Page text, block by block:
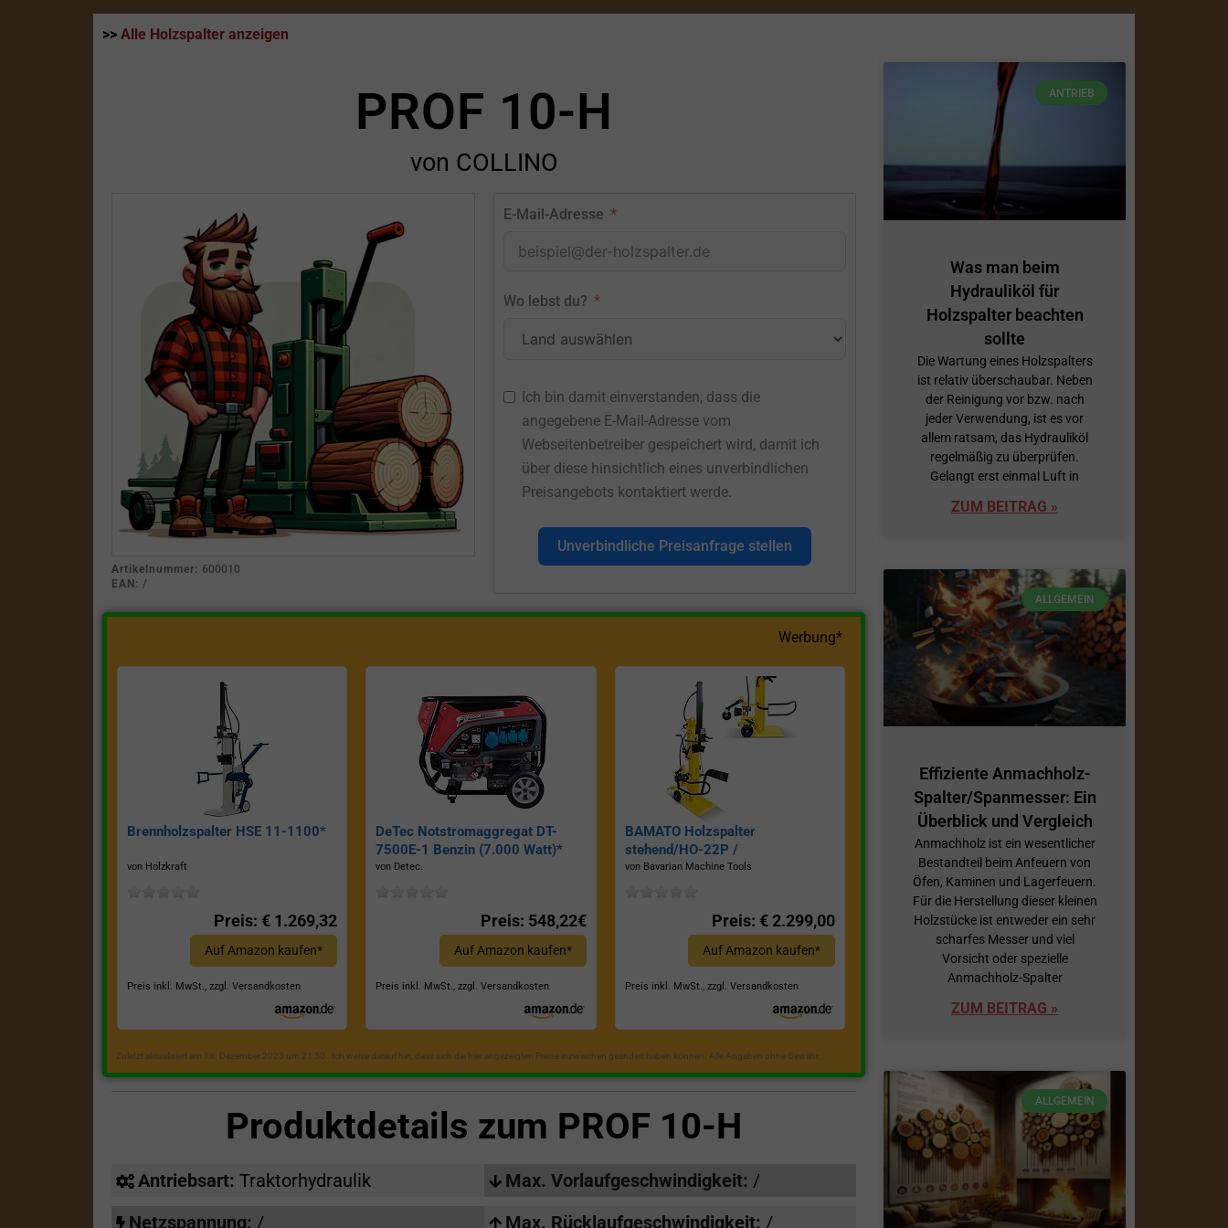
>> Alle Holzspalter anzeigen
PROF 10-H
von COLLINO
Artikelnummer: 600010
EAN: /
E-Mail-Adresse
Wo lebst du?
Ich bin damit einverstanden, dass die
angegebene E-Mail-Adresse vom
Webseitenbetreiber gespeichert wird, damit ich
über diese hinsichtlich eines unverbindlichen
Preisangebots kontaktiert werde.
Unverbindliche Preisanfrage stellen
Werbung*
Brennholzspalter HSE 11-1100*
von Holzkraft
Preis: € 1.269,32
Auf Amazon kaufen*
Preis inkl. MwSt., zzgl. Versandkosten
DeTec Notstromaggregat DT-
7500E-1 Benzin (7.000 Watt)*
von Detec.
Preis: 548,22€
Auf Amazon kaufen*
Preis inkl. MwSt., zzgl. Versandkosten
BAMATO Holzspalter
stehend/HO-22P /
Zapfwellenantrieb, Inkl.
von Bavarian Machine Tools
Preis: € 2.299,00
Auf Amazon kaufen*
Preis inkl. MwSt., zzgl. Versandkosten
Zuletzt aktualisiert am 18. Dezember 2023 um 21:50 . Ich weise darauf hin, dass sich die hier angezeigten Preise inzwischen geändert haben können. Alle Angaben ohne Gewähr.
Produktdetails zum PROF 10-H
Antriebsart: Traktorhydraulik
Netzspannung: /
Max. Vorlaufgeschwindigkeit: /
Max. Rücklaufgeschwindigkeit: /
ANTRIEB
Was man beim
Hydrauliköl für
Holzspalter beachten
sollte
Die Wartung eines Holzspalters
ist relativ überschaubar. Neben
der Reinigung vor bzw. nach
jeder Verwendung, ist es vor
allem ratsam, das Hydrauliköl
regelmäßig zu überprüfen.
Gelangt erst einmal Luft in
ZUM BEITRAG »
ALLGEMEIN
Effiziente Anmachholz-
Spalter/Spanmesser: Ein
Überblick und Vergleich
Anmachholz ist ein wesentlicher
Bestandteil beim Anfeuern von
Öfen, Kaminen und Lagerfeuern.
Für die Herstellung dieser kleinen
Holzstücke ist entweder ein sehr
scharfes Messer und viel
Vorsicht oder spezielle
Anmachholz-Spalter
ZUM BEITRAG »
ALLGEMEIN